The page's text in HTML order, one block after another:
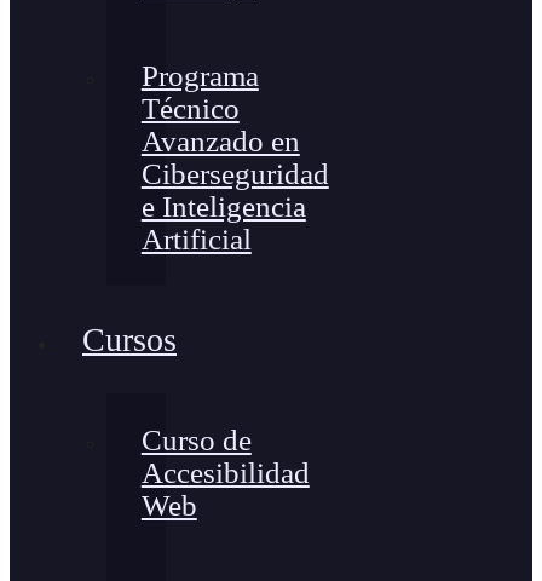
Programa
Técnico
Avanzado en
Ciberseguridad
e Inteligencia
Artificial
Cursos
Curso de
Accesibilidad
Web